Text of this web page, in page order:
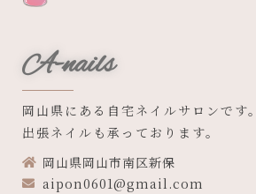
A-nails
岡山県にある自宅ネイルサロンです。
出張ネイルも承っております。
岡山県岡山市南区新保
aipon0601@gmail.com